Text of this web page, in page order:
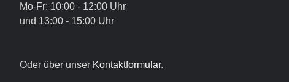
Mo-Fr: 10:00 - 12:00 Uhr
und 13:00 - 15:00 Uhr
Oder über unser Kontaktformular.